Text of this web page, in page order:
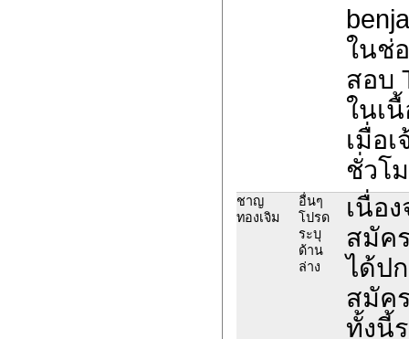
ในช่
สอบ
ในเ
เมื่อ
ชั่วโ
ชาญ
ทองเจิม
อื่นๆ
โปรด
ระบุ
ด้าน
ล่าง
เนื่อ
สมัค
ได้ป
สมัค
ทั้งนี้